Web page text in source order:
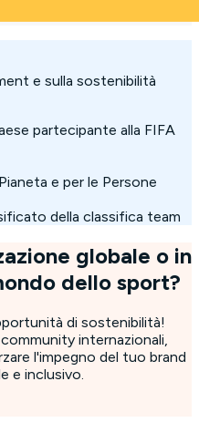
e sulla sostenibilità
partecipante alla FIFA
e per le Persone
della classifica team
globale o in
dello sport?
di sostenibilità!
internazionali,
l'impegno del tuo brand
e inclusivo.